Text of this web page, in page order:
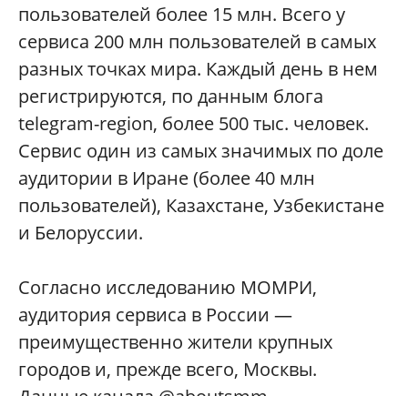
пользователей более 15 млн. Всего у
сервиса 200 млн пользователей в самых
разных точках мира. Каждый день в нем
регистрируются, по данным блога
telegram-region, более 500 тыс. человек.
Сервис один из самых значимых по доле
аудитории в Иране (более 40 млн
пользователей), Казахстане, Узбекистане
и Белоруссии.
Согласно исследованию МОМРИ,
аудитория сервиса в России —
преимущественно жители крупных
городов и, прежде всего, Москвы.